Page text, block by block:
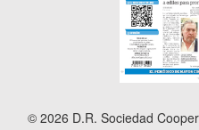
© 2026 D.R. Sociedad